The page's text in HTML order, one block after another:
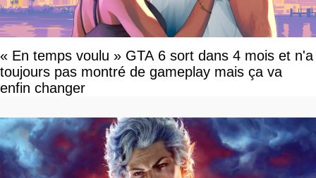
« En temps voulu » GTA 6 sort dans 4 mois et n'a
toujours pas montré de gameplay mais ça va
enfin changer